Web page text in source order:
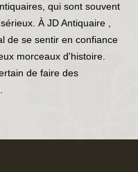
qui sont souvent
À JD Antiquaire ,
de se sentir en confiance
morceaux d'histoire.
de faire des